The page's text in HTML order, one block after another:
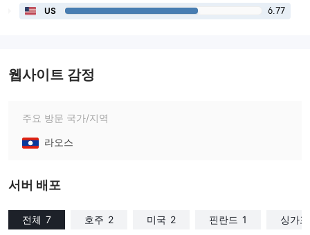
US 6.77
웹사이트 감정
주요 방문 국가/지역
라오스
서버 배포
전체 7 호주 2 미국 2 핀란드 1 싱가